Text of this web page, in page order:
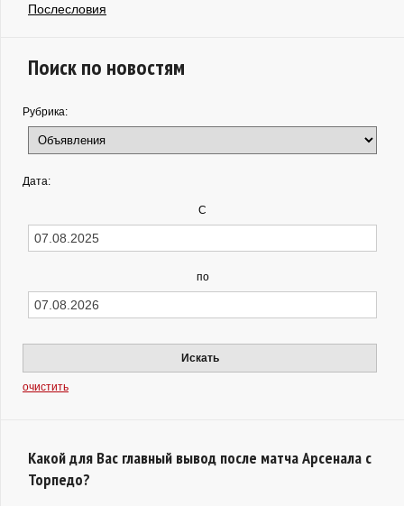
Послесловия
Поиск по новостям
Рубрика:
Дата:
С
по
Искать
очистить
Какой для Вас главный вывод после матча Арсенала с
Торпедо?